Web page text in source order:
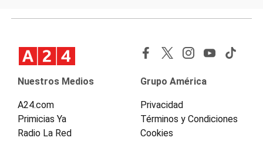
Nuestros Medios
A24.com
Primicias Ya
Radio La Red
Grupo América
Privacidad
Términos y Condiciones
Cookies